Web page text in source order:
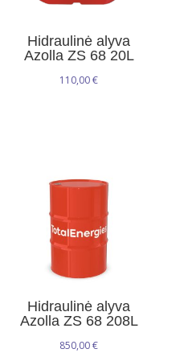
Hidraulinė alyva
Azolla ZS 68 20L
110,00€
Hidraulinė alyva
Azolla ZS 68 208L
850,00€